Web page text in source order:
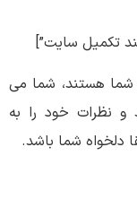
هستند، شما می
و نظرات خود را به
دلخواه شما باشد.